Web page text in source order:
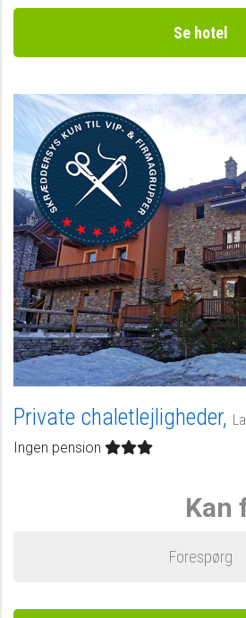
Se hotel
Private chaletlejligheder,
Ingen pension
Kan
Forespørg